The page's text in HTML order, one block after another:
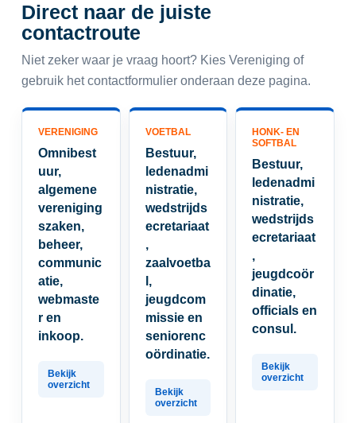
Direct naar de juiste
contactroute
Niet zeker waar je vraag hoort? Kies Vereniging of
gebruik het contactformulier onderaan deze pagina.
VERENIGING
Omnibest
uur,
algemene
vereniging
szaken,
beheer,
communic
atie,
webmaste
r en
inkoop.
VOETBAL
Bestuur,
ledenadmi
nistratie,
wedstrijds
ecretariaat
,
zaalvoetba
l,
jeugdcom
missie en
seniorenc
oördinatie.
HONK- EN
SOFTBAL
Bestuur,
ledenadmi
nistratie,
wedstrijds
ecretariaat
,
jeugdcoör
dinatie,
officials en
consul.